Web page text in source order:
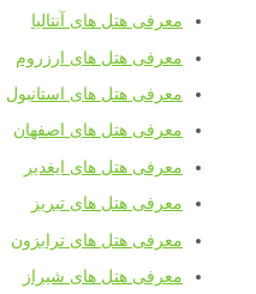
معرفی هتل های آنتالیا
معرفی هتل های ارزروم
معرفی هتل های استانبول
معرفی هتل های اصفهان
معرفی هتل های ایغدیر
معرفی هتل های تبریز
معرفی هتل های ترابزون
معرفی هتل های شیراز